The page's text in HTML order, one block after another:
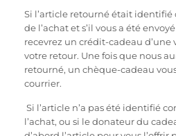
Si l’article retourné était
de l’achat et s’il vous a été
recevrez un crédit-cadeau d’une
votre retour. Une fois que nous
retourné, un chèque-cadeau
courrier.
Si l’article n’a pas été identifié
l’achat, ou si le donateur du